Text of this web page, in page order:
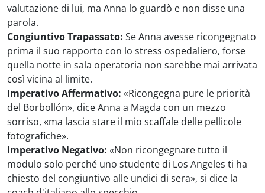
valutazione di lui, ma Anna lo guardò e non disse una
parola.
Congiuntivo Trapassato: Se Anna avesse ricongegnato
prima il suo rapporto con lo stress ospedaliero, forse
quella notte in sala operatoria non sarebbe mai arrivata
così vicina al limite.
Imperativo Affermativo: «Ricongegna pure le priorità
del Borbollón», dice Anna a Magda con un mezzo
sorriso, «ma lascia stare il mio scaffale delle pellicole
fotografiche».
Imperativo Negativo: «Non ricongegnare tutto il
modulo solo perché uno studente di Los Angeles ti ha
chiesto del congiuntivo alle undici di sera», si dice la